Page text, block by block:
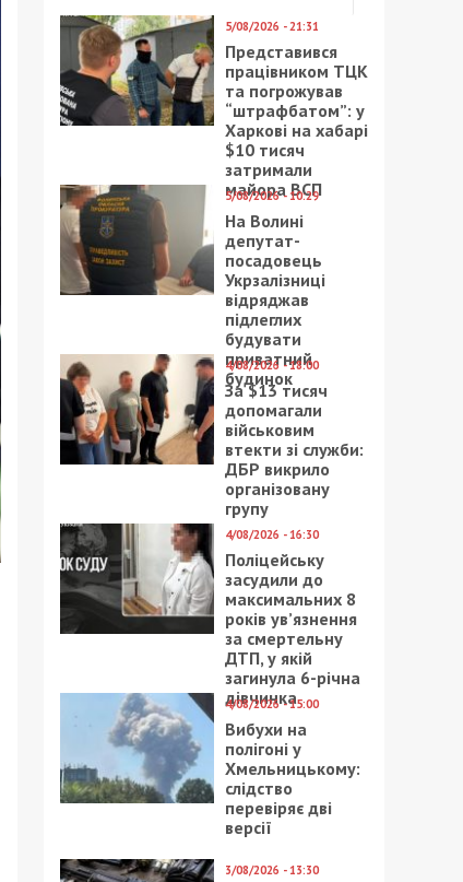
5/08/2026 - 21:31
Представився
працівником ТЦК
та погрожував
“штрафбатом”: у
Харкові на хабарі
$10 тисяч
затримали
майора ВСП
5/08/2026 - 10:29
На Волині
депутат-
посадовець
Укрзалізниці
відряджав
підлеглих
будувати
приватний
будинок
4/08/2026 - 18:00
За $13 тисяч
допомагали
військовим
втекти зі служби:
ДБР викрило
організовану
групу
4/08/2026 - 16:30
Поліцейську
засудили до
максимальних 8
років ув’язнення
за смертельну
ДТП, у якій
загинула 6-річна
дівчинка
4/08/2026 - 15:00
Вибухи на
полігоні у
Хмельницькому:
слідство
перевіряє дві
версії
3/08/2026 - 13:30